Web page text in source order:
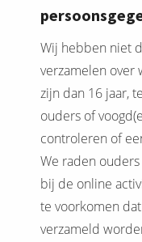
Wij hebben niet
verzamelen over
zijn dan 16 jaar,
ouders of
controleren of
We raden
bij de online
te voorkomen
verzameld